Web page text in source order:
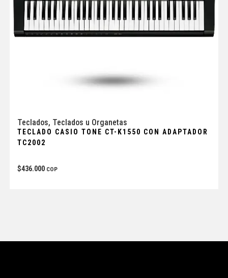
Teclados, Teclados u Organetas
TECLADO CASIO TONE CT-K1550 CON ADAPTADOR
TC2002
$436.000 COP